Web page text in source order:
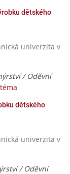
dětského
univerzita v
/ Oděvní
dětského
univerzita v
/ Oděvní